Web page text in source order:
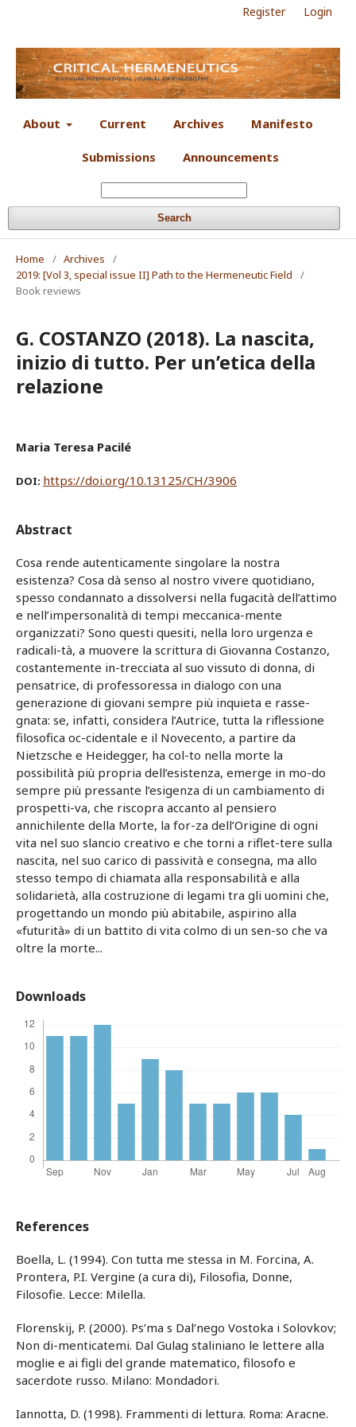
About Current Archives Manifesto
Submissions Announcements
Search
Register Login
Home / Archives
/
2019: [Vol 3, special issue II] Path to the Hermeneutic Field
/
Book reviews
G. COSTANZO (2018). La nascita,
inizio di tutto. Per un’etica della
relazione
Maria Teresa Pacilé
DOI: https://doi.org/10.13125/CH/3906
Abstract
Cosa rende autenticamente singolare la nostra
esistenza? Cosa dà senso al nostro vivere quotidiano,
spesso condannato a dissolversi nella fugacità dell’attimo
e nell’impersonalità di tempi meccanica-mente
organizzati? Sono questi quesiti, nella loro urgenza e
radicali-tà, a muovere la scrittura di Giovanna Costanzo,
costantemente in-trecciata al suo vissuto di donna, di
pensatrice, di professoressa in dialogo con una
generazione di giovani sempre più inquieta e rasse-
gnata: se, infatti, considera l’Autrice, tutta la riflessione
filosofica oc-cidentale e il Novecento, a partire da
Nietzsche e Heidegger, ha col-to nella morte la
possibilità più propria dell’esistenza, emerge in mo-do
sempre più pressante l’esigenza di un cambiamento di
prospetti-va, che riscopra accanto al pensiero
annichilente della Morte, la for-za dell’Origine di ogni
vita nel suo slancio creativo e che torni a riflet-tere sulla
nascita, nel suo carico di passività e consegna, ma allo
stesso tempo di chiamata alla responsabilità e alla
solidarietà, alla costruzione di legami tra gli uomini che,
progettando un mondo più abitabile, aspirino alla
«futurità» di un battito di vita colmo di un sen-so che va
oltre la morte...
Downloads
References
Boella, L. (1994). Con tutta me stessa in M. Forcina, A.
Prontera, P.I. Vergine (a cura di), Filosofia, Donne,
Filosofie. Lecce: Milella.
Florenskij, P. (2000). Ps’ma s Dal’nego Vostoka i Solovkov;
Non di-menticatemi. Dal Gulag staliniano le lettere alla
moglie e ai figli del grande matematico, filosofo e
sacerdote russo. Milano: Mondadori.
Iannotta, D. (1998). Frammenti di lettura. Roma: Aracne.